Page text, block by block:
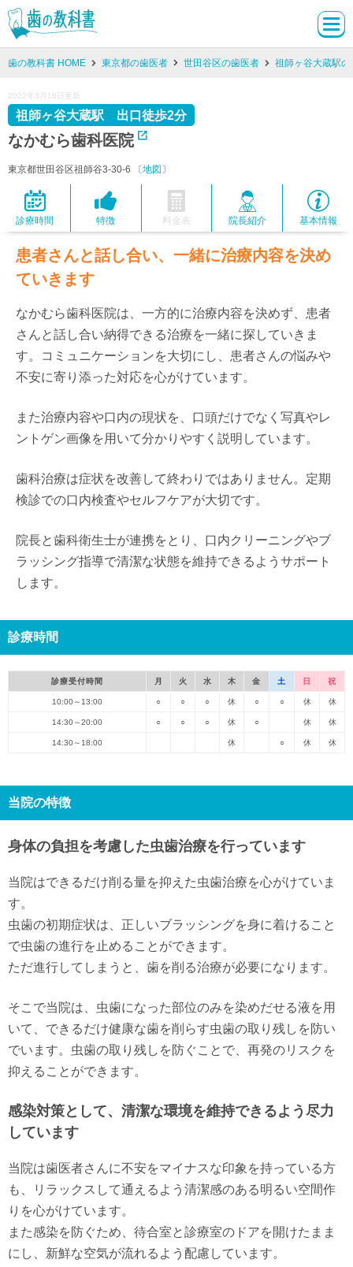
歯の教科書 HOME 東京都の歯医者 世田谷区の歯医者 祖師ヶ谷大蔵駅の
2022年3月16日更新
なかむら歯科医院
祖師ヶ谷大蔵駅 出口徒歩2分
東京都世田谷区祖師谷3-30-6 〔地図 〕
診療時間 特徴 料金表 院長紹介 基本情報
患者さんと話し合い、一緒に治療内容を決め
ていきます
なかむら歯科医院は、一方的に治療内容を決めず、患者
さんと話し合い納得できる治療を一緒に探していきま
す。コミュニケーションを大切にし、患者さんの悩みや
不安に寄り添った対応を心がけています。
また治療内容や口内の現状を、口頭だけでなく写真やレ
ントゲン画像を用いて分かりやすく説明しています。
歯科治療は症状を改善して終わりではありません。定期
検診での口内検査やセルフケアが大切です。
院長と歯科衛生士が連携をとり、口内クリーニングやブ
ラッシング指導で清潔な状態を維持できるようサポート
します。
診療時間
診療受付時間 月 火 水 木 金 土 日 祝
10:00～13:00 ○ ○ ○ 休 ○ ○ 休 休
14:30～20:00 ○ ○ ○ 休 ○ 休 休
14:30～18:00 休 ○ 休 休
当院の特徴
身体の負担を考慮した虫歯治療を行っています
当院はできるだけ削る量を抑えた虫歯治療を心がけていま
す。
虫歯の初期症状は、正しいブラッシングを身に着けること
で虫歯の進行を止めることができます。
ただ進行してしまうと、歯を削る治療が必要になります。
そこで当院は、虫歯になった部位のみを染めだせる液を用
いて、できるだけ健康な歯を削らす虫歯の取り残しを防い
でいます。虫歯の取り残しを防ぐことで、再発のリスクを
抑えることができます。
感染対策として、清潔な環境を維持できるよう尽力
しています
当院は歯医者さんに不安をマイナスな印象を持っている方
も、リラックスして通えるよう清潔感のある明るい空間作
りを心がけています。
また感染を防ぐため、待合室と診療室のドアを開けたまま
にし、新鮮な空気が流れるよう配慮しています。